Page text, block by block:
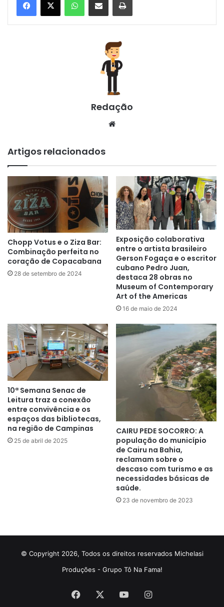
Redação
Artigos relacionados
Chopp Votus e o Ziza Bar:
Combinação perfeita no
coração de Copacabana
28 de setembro de 2024
Exposição colaborativa
entre o artista brasileiro
Gerson Fogaça e o escritor
cubano Pedro Juan,
destaca 28 obras no
Museum of Contemporary
Art of the Americas
16 de maio de 2024
10ª Semana Senac de
Leitura traz a conexão
entre convivência e os
espaços das bibliotecas,
na região de Campinas
25 de abril de 2025
CAIRU PEDE SOCORRO: A
população do município
de Cairu na Bahia,
reclamam sobre o
descaso com turismo e as
necessidades básicas de
saúde.
23 de novembro de 2023
© Copyright 2026, Todos os direitos reservados Michelasi
Produções - Grupo Tô Na Fama!
Facebook YouTubeInstagram